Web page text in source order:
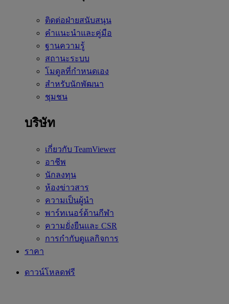
ติดต่อฝ่ายสนับสนุน
คำแนะนำและคู่มือ
ฐานความรู้
สถานะระบบ
โมดูลที่กำหนดเอง
สำหรับนักพัฒนา
ชุมชน
บริษัท
เกี่ยวกับ TeamViewer
อาชีพ
นักลงทุน
ห้องข่าวสาร
ความเป็นผู้นำ
พาร์ทเนอร์ด้านกีฬา
ความยั่งยืนและ CSR
การกำกับดูแลกิจการ
ราคา
ดาวน์โหลดฟรี